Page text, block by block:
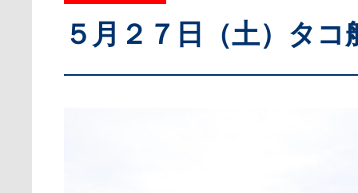
５月２７日（土）タコ